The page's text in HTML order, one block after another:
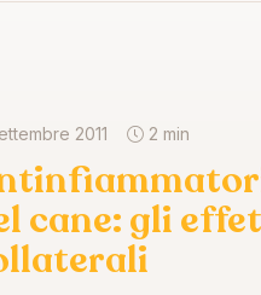
2011 2 min
cane: gli